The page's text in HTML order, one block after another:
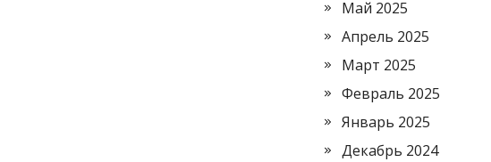
Май 2025
Апрель 2025
Март 2025
Февраль 2025
Январь 2025
Декабрь 2024